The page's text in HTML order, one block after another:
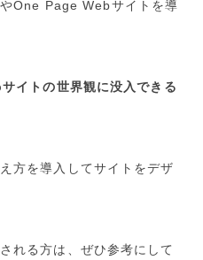
One Page Webサイトを導
イトの世界観に没入できる
方を導入してサイトをデザ
れる方は、ぜひ参考にして